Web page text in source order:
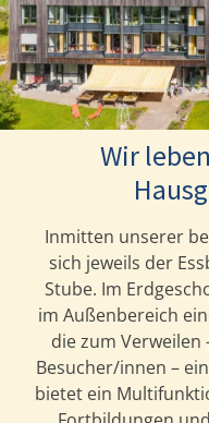
Wir
Inmitten unserer
sich jeweils der
Stube. Im
im Außenbereich
die zum
Besucher/innen –
bietet ein